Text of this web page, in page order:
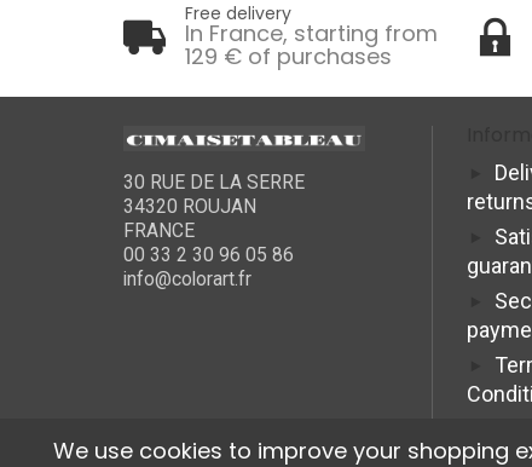
Free delivery
In France, starting from
129 € of purchases
30 RUE DE LA SERRE
34320 ROUJAN
FRANCE
00 33 2 30 96 05 86
info@colorart.fr
We use cookies to improve your shopping